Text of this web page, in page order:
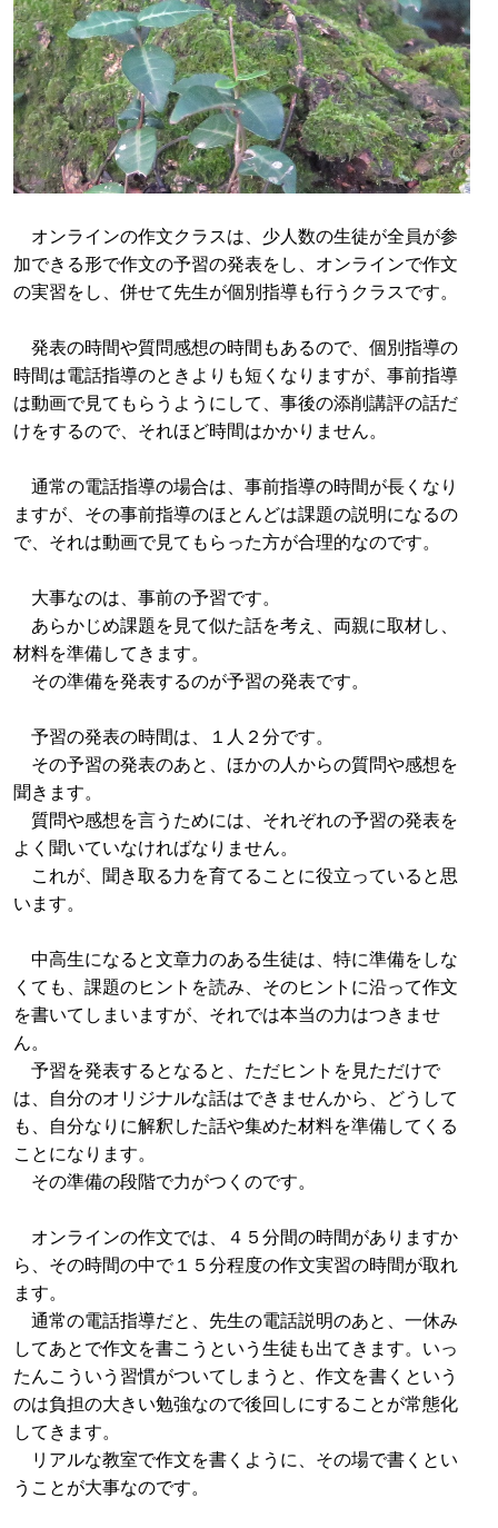
オンラインの作文クラスは、少人数の生徒が全員が参
加できる形で作文の予習の発表をし、オンラインで作文
の実習をし、併せて先生が個別指導も行うクラスです。
発表の時間や質問感想の時間もあるので、個別指導の
時間は電話指導のときよりも短くなりますが、事前指導
は動画で見てもらうようにして、事後の添削講評の話だ
けをするので、それほど時間はかかりません。
通常の電話指導の場合は、事前指導の時間が長くなり
ますが、その事前指導のほとんどは課題の説明になるの
で、それは動画で見てもらった方が合理的なのです。
大事なのは、事前の予習です。
あらかじめ課題を見て似た話を考え、両親に取材し、
材料を準備してきます。
その準備を発表するのが予習の発表です。
予習の発表の時間は、１人２分です。
その予習の発表のあと、ほかの人からの質問や感想を
聞きます。
質問や感想を言うためには、それぞれの予習の発表を
よく聞いていなければなりません。
これが、聞き取る力を育てることに役立っていると思
います。
中高生になると文章力のある生徒は、特に準備をしな
くても、課題のヒントを読み、そのヒントに沿って作文
を書いてしまいますが、それでは本当の力はつきませ
ん。
予習を発表するとなると、ただヒントを見ただけで
は、自分のオリジナルな話はできませんから、どうして
も、自分なりに解釈した話や集めた材料を準備してくる
ことになります。
その準備の段階で力がつくのです。
オンラインの作文では、４５分間の時間がありますか
ら、その時間の中で１５分程度の作文実習の時間が取れ
ます。
通常の電話指導だと、先生の電話説明のあと、一休み
してあとで作文を書こうという生徒も出てきます。いっ
たんこういう習慣がついてしまうと、作文を書くという
のは負担の大きい勉強なので後回しにすることが常態化
してきます。
リアルな教室で作文を書くように、その場で書くとい
うことが大事なのです。